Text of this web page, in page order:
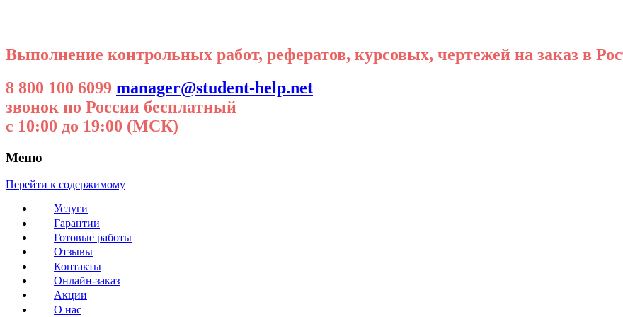
Выполнение контрольных работ, рефератов, курсовых, чертежей на заказ в
8 800 100 6099 manager@student-help.net
звонок по России бесплатный
с 10:00 до 19:00 (МСК)
Меню
Перейти к содержимому
Услуги
Гарантии
Готовые работы
Отзывы
Контакты
Онлайн-заказ
Акции
О нас